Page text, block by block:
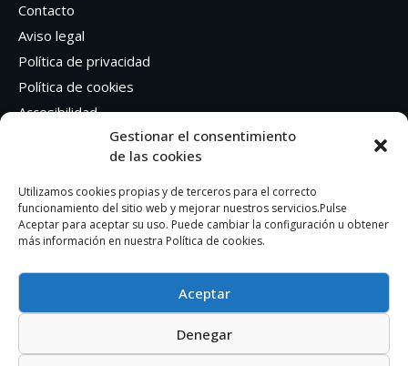
Gestionar el consentimiento
de las cookies
Utilizamos cookies propias y de terceros para el correcto
funcionamiento del sitio web y mejorar nuestros servicios.Pulse
Aceptar para aceptar su uso. Puede cambiar la configuración u obtener
más información en nuestra Política de cookies.
Aceptar
Denegar
Contacto
Aviso legal
Política de privacidad
Política de cookies
Accesibilidad
Síguenos en Redes sociales
Facebook
Instagram
AUTOEDICION GRAFICA SA – CIF: A41362401